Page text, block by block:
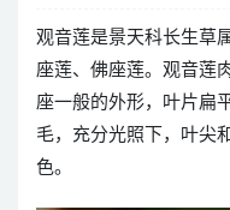
观音莲是景天科长生草
座莲、佛座莲。观音莲
座一般的外形，叶片扁
毛，充分光照下，叶尖
色。